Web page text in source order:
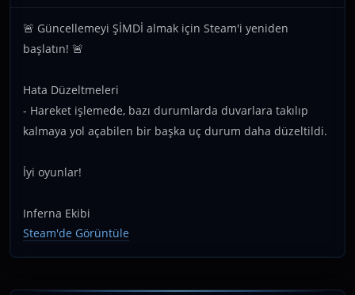
🚨 Güncellemeyi ŞİMDİ almak için Steam'i yeniden
başlatın! 🚨
Hata Düzeltmeleri
- Hareket işlemede, bazı durumlarda duvarlara takılıp
kalmaya yol açabilen bir başka uç durum daha düzeltildi.
İyi oyunlar!
Inferna Ekibi
Steam'de Görüntüle